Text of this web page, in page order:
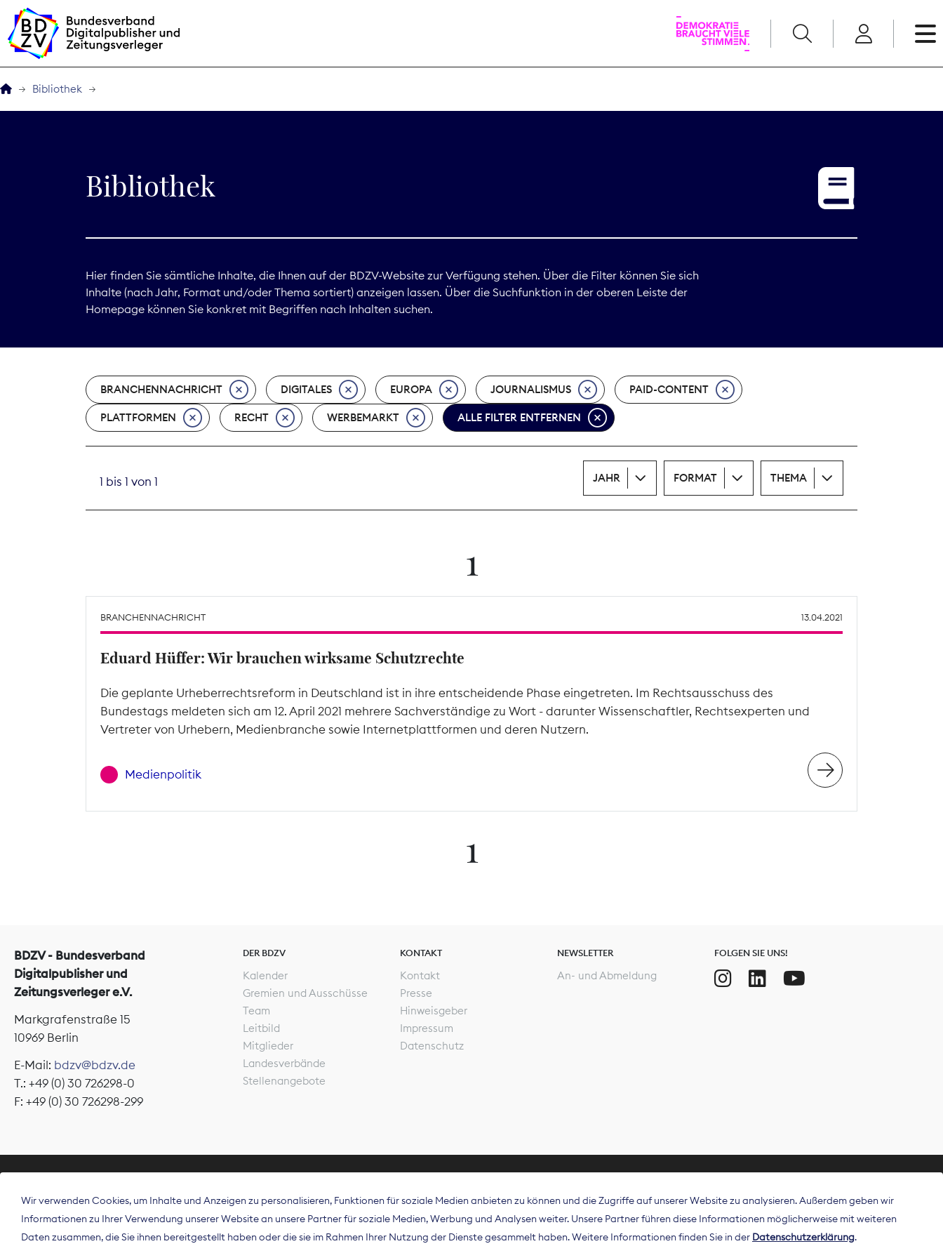
BDZVplus GmbH
Service
Print
Bibliothek
Bibliothek
Hier finden Sie sämtliche Inhalte, die Ihnen auf der BDZV-Website zur Verfügung stehen. Über die Filter können Sie sich
Inhalte (nach Jahr, Format und/oder Thema sortiert) anzeigen lassen. Über die Suchfunktion in der oberen Leiste der
Homepage können Sie konkret mit Begriffen nach Inhalten suchen.
BRANCHENNACHRICHT DIGITALES EUROPA JOURNALISMUS PAID-CONTENT
PLATTFORMEN RECHT WERBEMARKT ALLE FILTER ENTFERNEN
1 bis 1 von 1 JAHR FORMAT THEMA
1
BRANCHENNACHRICHT 13.04.2021
Eduard Hüffer: Wir brauchen wirksame Schutzrechte
Die geplante Urheberrechtsreform in Deutschland ist in ihre entscheidende Phase eingetreten. Im Rechtsausschuss des
Bundestags meldeten sich am 12. April 2021 mehrere Sachverständige zu Wort - darunter Wissenschaftler, Rechtsexperten und
Vertreter von Urhebern, Medienbranche sowie Internetplattformen und deren Nutzern.
Medienpolitik
1
BDZV - Bundesverband
Digitalpublisher und
Zeitungsverleger e.V.
Markgrafenstraße 15
10969 Berlin
E-Mail: bdzv@bdzv.de
T.: +49 (0) 30 726298-0
F: +49 (0) 30 726298-299
DER BDZV
Kalender
Gremien und Ausschüsse
Team
Leitbild
Mitglieder
Landesverbände
Stellenangebote
KONTAKT
Kontakt
Presse
Hinweisgeber
Impressum
Datenschutz
NEWSLETTER
An- und Abmeldung
FOLGEN SIE UNS!
Der Bundesverband Digitalpublisher und Zeitungsverleger (BDZV) vertritt als
Spitzenorganisation die Interessen der Zeitungsverlage und digitalen Publisher in
Deutschland und auf EU-Ebene.
Wir verwenden Cookies, um Inhalte und Anzeigen zu personalisieren, Funktionen für soziale Medien anbieten zu können und die Zugriffe auf unserer Website zu analysieren. Außerdem geben wir
Informationen zu Ihrer Verwendung unserer Website an unsere Partner für soziale Medien, Werbung und Analysen weiter. Unsere Partner führen diese Informationen möglicherweise mit weiteren
Daten zusammen, die Sie ihnen bereitgestellt haben oder die sie im Rahmen Ihrer Nutzung der Dienste gesammelt haben. Weitere Informationen finden Sie in der Datenschutzerklärung.